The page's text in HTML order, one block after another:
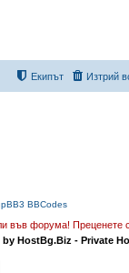
Изтрий
Екипът
BBCodes
във форума! Преценете
by HostBg.Biz - Private